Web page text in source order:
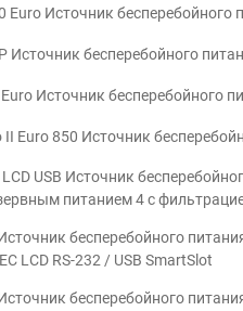
Euro Источник бесперебойного
Источник бесперебойного
Источник бесперебойного
II Euro 850 Источник
USB Источник
питанием 4 с
бесперебойного
LCD RS-232 / USB SmartSlot
бесперебойного